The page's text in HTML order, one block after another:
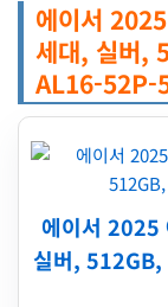
에이서
세대, 실버,
AL16-52P-
에이서 2025
실버,